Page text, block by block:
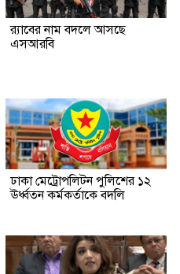
র‍্যাবের নাম বদলে আসছে
এসআরবি
ঢাকা মেট্রোপলিটন পুলিশের ১২
ঊর্ধ্বতন কর্মকর্তাকে বদলি